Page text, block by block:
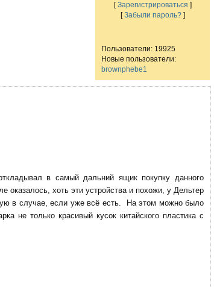
[Зарегистрироваться ]
[Забыли пароль?]
Пользователи: 19925
Новые пользователи:
brownphebe1
в самый дальний ящик покупку данного
оказалось, хоть эти устройства и похожи, у Дельтер
в случае, если уже всё есть. На этом можно было
не только красивый кусок китайского пластика с